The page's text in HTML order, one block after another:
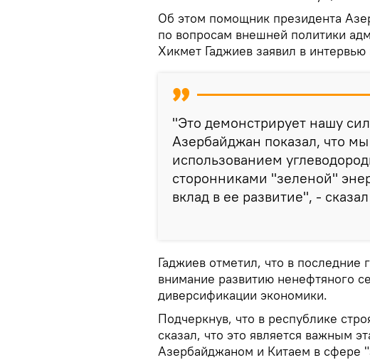
Об этом помощник президента
по вопросам внешней политики
Хикмет Гаджиев заявил в
"Это демонстрирует нашу
Азербайджан показал, что
использованием
сторонниками "зеленой"
вклад в ее развитие", -
Гаджиев отметил, что в
внимание развитию ненефтяного
диверсификации экономики.
Подчеркнув, что в республике
сказал, что это является важным
Азербайджаном и Китаем в сфере